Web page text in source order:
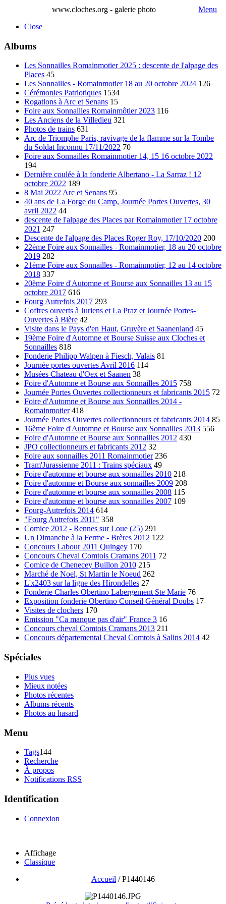
www.cloches.org - galerie photo
Menu
Close
Albums
Les Sonnailles Romainmotier 2025 : descente de l'alpage des
Places 45
Les Sonnailles - Romainmotier 18 au 20 octobre 2024 126
Cérémonies Patriotiques 1534
Rogations à Arc et Senans 15
Foire aux Sonnailles Romainmôtier 2023 116
Les Anciens de la Villedieu 321
Photos de trains 631
Arc de Triomphe Paris, ravivage de la flamme sur la Tombe
du Soldat Inconnu 17/11/2022 70
Foire aux Sonnailles Romainmotier 14, 15 16 octobre 2022
194
Dernière coulée à la fonderie Albertano - La Sarraz ! 12
octobre 2022 189
8 Mai 2022 Arc et Senans 95
40 ans de La Forge du Camp, Journée Portes Ouvertes, 30
avril 2022 44
descente de l'alpage des Places par Romainmotier 17 octobre
2021 247
Descente de l'alpage des Places Roger Roy, 17/10/2020 200
22ème Foire aux Sonnailles - Romainmotier, 18 au 20 octobre
2019 282
21ème Foire aux Sonnailles - Romainmotier, 12 au 14 octobre
2018 337
20ème Foire d'Automne et Bourse aux Sonnailles 13 au 15
octobre 2017 616
Fourg Autrefois 2017 293
Coffres ouverts à Juriens et La Praz et Journée Portes-
Ouvertes à Bière 42
Visite dans le Pays d'en Haut, Gruyère et Saanenland 45
19ème Foire d'Automne et Bourse Suisse aux Cloches et
Sonnailles 818
Fonderie Philipp Walpen à Fiesch, Valais 81
Journée portes ouvertes Avril 2016 114
Musées Chateau d'Oex et Saanen 38
Foire d'Automne et Bourse aux Sonnailles 2015 758
Journée Portes Ouvertes collectionneurs et fabricants 2015 72
Foire d'Automne et Bourse aux Sonnailles 2014 -
Romainmotier 418
Journée Portes Ouvertes collectionneurs et fabricants 2014 85
16ème Foire d'Automne et Bourse aux Sonnailles 2013 556
Foire d'Automne et Bourse aux Sonnailles 2012 430
JPO collectionneurs et fabricants 2012 32
Foire aux sonnailles 2011 Romainmotier 236
Tram'Jurassienne 2011 : Trains spéciaux 49
Foire d'automne et bourse aux sonnailles 2010 218
Foire d'automne et Bourse aux sonnailles 2009 208
Foire d'automne et bourse aux sonnailles 2008 115
Foire d'automne et bourse aux sonnailles 2007 109
Fourg-Autrefois 2014 614
"Fourg Autrefois 2011" 358
Comice 2012 - Rennes sur Loue (25) 291
Un Dimanche à la Ferme - Brères 2012 122
Concours Labour 2011 Quingey 170
Concours Cheval Comtois Cramans 2011 72
Comice de Chenecey Buillon 2010 215
Marché de Noel, St Martin le Noeud 262
L'x2403 sur la ligne des Hirondelles 27
Fonderie Charles Obertino Labergement Ste Marie 76
Exposition fonderie Obertino Conseil Général Doubs 17
Visites de clochers 170
Emission "Ca manque pas d'air" France 3 16
Concours cheval Comtois Cramans 2013 211
Concours départemental Cheval Comtois à Salins 2014 42
Spéciales
Plus vues
Mieux notées
Photos récentes
Albums récents
Photos au hasard
Menu
Tags144
Recherche
À propos
Notifications RSS
Identification
Connexion
Affichage
Classique
Accueil /P1440146